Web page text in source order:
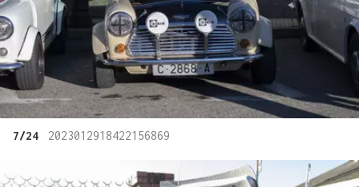
7/24 2023012918422156869